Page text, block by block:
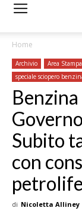
Home
Archivio Area Stampa
speciale sciopero
Subito
con
di Nicoletta Alliney